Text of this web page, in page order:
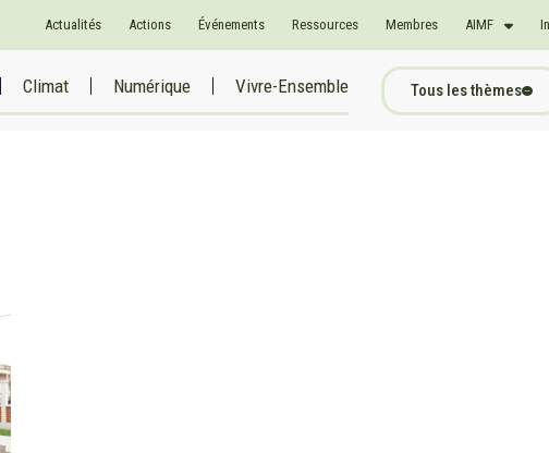
Actualités Actions Événements Ressources Membres AIMF
Climat Numérique Vivre-Ensemble Tous les thèmes